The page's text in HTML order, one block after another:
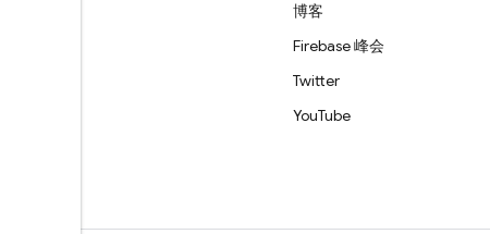
博客
Firebase 峰会
Twitter
YouTube